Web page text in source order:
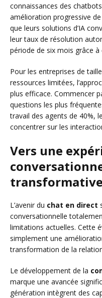
connaissances des
amélioration progressive
que leurs solutions d’IA
leur taux de résolution
période de six mois grâce
Pour les entreprises de
ressources limitées,
plus efficace. Commencer
questions les plus
travail des agents de 40%,
concentrer sur les
Vers une
transformative
L’avenir du chat en direct
conversationnelle
limitations actuelles. Cette
simplement une
transformation de la
Le développement de la
marque une avancée
génération intègrent des